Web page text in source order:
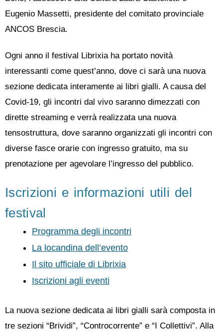
Eugenio Massetti, presidente del comitato provinciale
ANCOS Brescia.
Ogni anno il festival Librixia ha portato novità
interessanti come quest’anno, dove ci sarà una nuova
sezione dedicata interamente ai libri gialli. A causa del
Covid-19, gli incontri dal vivo saranno dimezzati con
dirette streaming e verrà realizzata una nuova
tensostruttura, dove saranno organizzati gli incontri con
diverse fasce orarie con ingresso gratuito, ma su
prenotazione per agevolare l’ingresso del pubblico.
Iscrizioni e informazioni utili del
festival
Programma degli incontri
La locandina dell’evento
Il sito ufficiale di Librixia
Iscrizioni agli eventi
La nuova sezione dedicata ai libri gialli sarà composta in
tre sezioni “Brividi”, “Controcorrente” e “I Collettivi”. Alla